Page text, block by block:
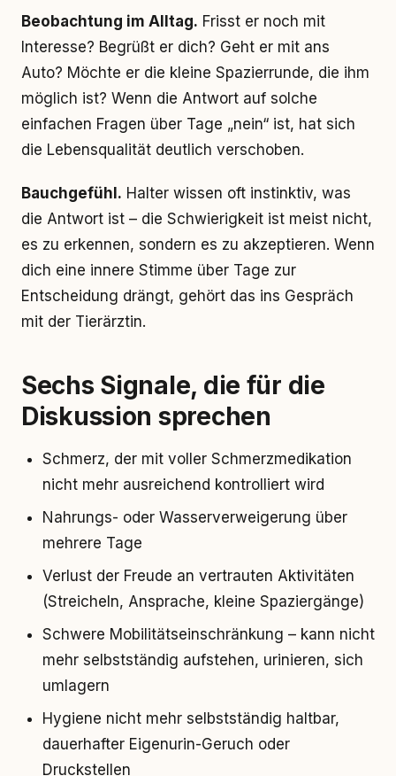
Beobachtung im Alltag. Frisst er noch mit
Interesse? Begrüßt er dich? Geht er mit ans
Auto? Möchte er die kleine Spazierrunde, die ihm
möglich ist? Wenn die Antwort auf solche
einfachen Fragen über Tage „nein“ ist, hat sich
die Lebensqualität deutlich verschoben.
Bauchgefühl. Halter wissen oft instinktiv, was
die Antwort ist – die Schwierigkeit ist meist nicht,
es zu erkennen, sondern es zu akzeptieren. Wenn
dich eine innere Stimme über Tage zur
Entscheidung drängt, gehört das ins Gespräch
mit der Tierärztin.
Sechs Signale, die für die
Diskussion sprechen
Schmerz, der mit voller Schmerzmedikation
nicht mehr ausreichend kontrolliert wird
Nahrungs- oder Wasserverweigerung über
mehrere Tage
Verlust der Freude an vertrauten Aktivitäten
(Streicheln, Ansprache, kleine Spaziergänge)
Schwere Mobilitätseinschränkung – kann nicht
mehr selbstständig aufstehen, urinieren, sich
umlagern
Hygiene nicht mehr selbstständig haltbar,
dauerhafter Eigenurin-Geruch oder
Druckstellen